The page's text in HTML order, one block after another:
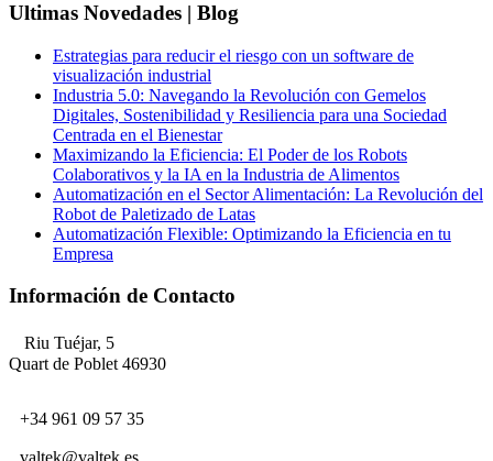
Ultimas Novedades | Blog
Estrategias para reducir el riesgo con un software de
visualización industrial
Industria 5.0: Navegando la Revolución con Gemelos
Digitales, Sostenibilidad y Resiliencia para una Sociedad
Centrada en el Bienestar
Maximizando la Eficiencia: El Poder de los Robots
Colaborativos y la IA en la Industria de Alimentos
Automatización en el Sector Alimentación: La Revolución del
Robot de Paletizado de Latas
Automatización Flexible: Optimizando la Eficiencia en tu
Empresa
Información de Contacto
Riu Tuéjar, 5
Quart de Poblet 46930
+34 961 09 57 35